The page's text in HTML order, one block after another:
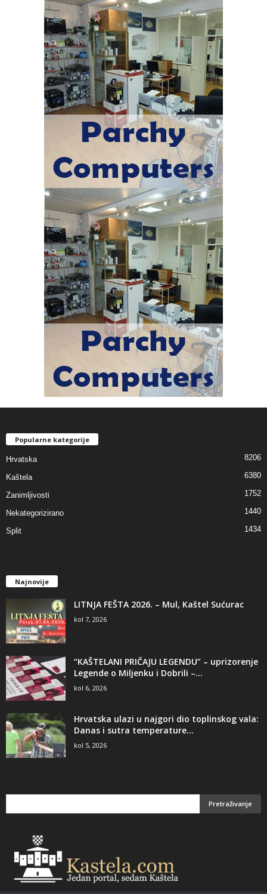
Popularne kategorije
Hrvatska 8206
Kaštela 6380
Zanimljivosti 1752
Nekategorizirano 1440
Split 1434
Najnovije
LITNJA FEŠTA 2026. – Mul, Kaštel Sućurac
kol 7, 2026
“KAŠTELANI PRIČAJU LEGENDU” – uprizorenje
Legende o Miljenku i Dobrili –...
kol 6, 2026
Hrvatska ulazi u najgori dio toplinskog vala:
Danas i sutra temperature...
kol 5, 2026